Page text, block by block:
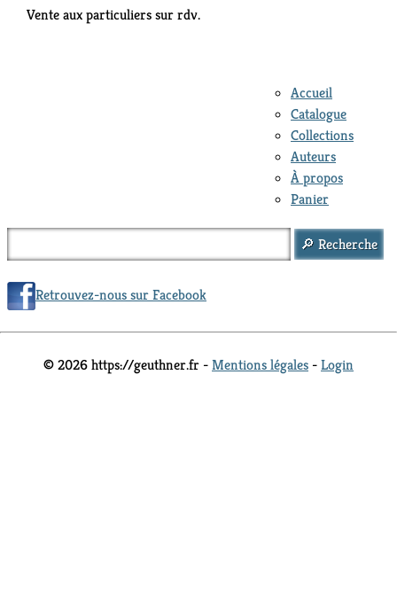
Vente aux particuliers sur rdv.
Accueil
Catalogue
Collections
Auteurs
À propos
Panier
Retrouvez-nous sur Facebook
© 2026 https://geuthner.fr -Mentions légales -Login